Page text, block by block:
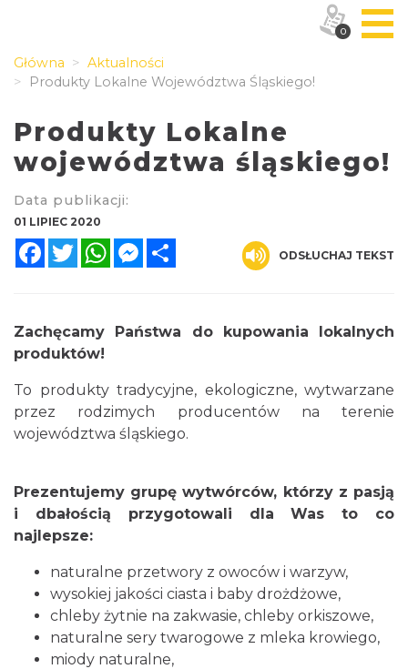
Główna
Aktualności
Produkty Lokalne Województwa Śląskiego!
Produkty Lokalne
województwa śląskiego!
Data publikacji:
01 LIPIEC 2020
FacebookTwitterWhatsAppMessenger
ODSŁUCHAJ TEKST
Zachęcamy Państwa do kupowania lokalnych
produktów!
To produkty tradycyjne, ekologiczne, wytwarzane
przez rodzimych producentów na terenie
województwa śląskiego.
Prezentujemy grupę wytwórców, którzy z pasją
i dbałością przygotowali dla Was to co
najlepsze:
naturalne przetwory z owoców i warzyw,
wysokiej jakości ciasta i baby drożdżowe,
chleby żytnie na zakwasie, chleby orkiszowe,
naturalne sery twarogowe z mleka krowiego,
miody naturalne,
0